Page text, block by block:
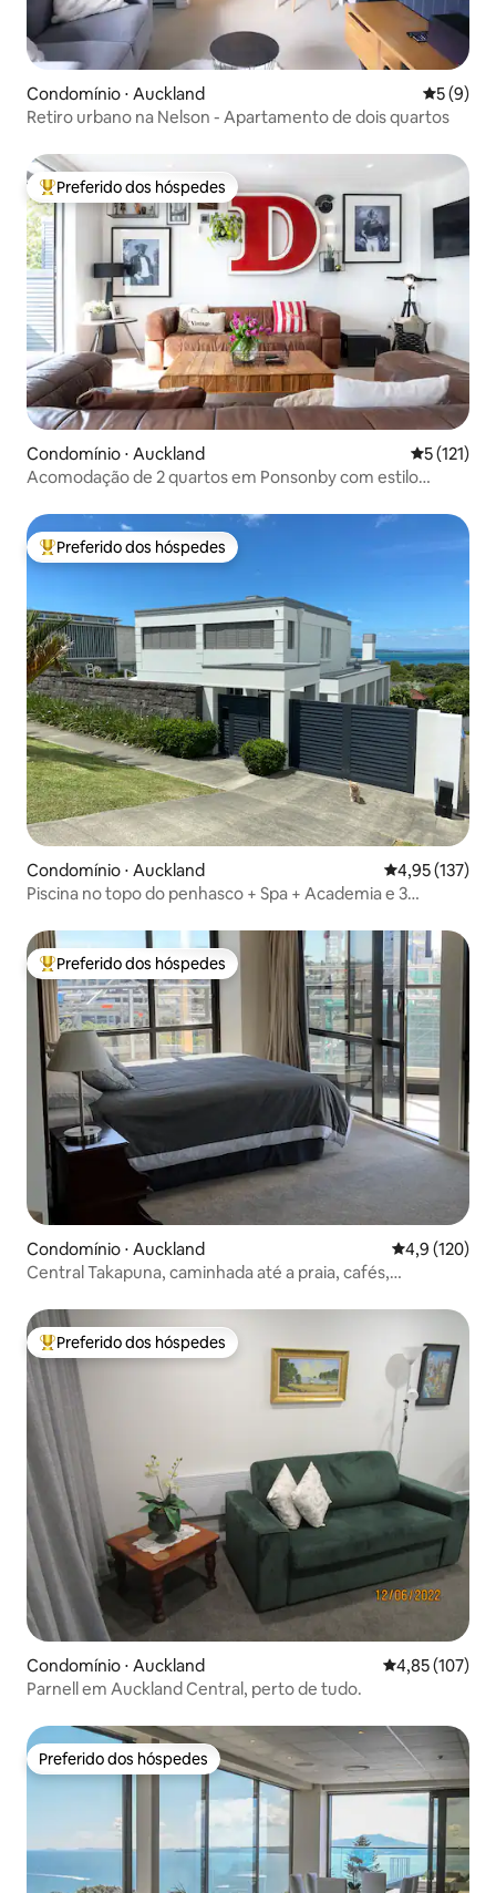
Condomínio ⋅ Auckland 5 de
5 (9)
Retiro urbano na Nelson - Apartamento de dois quartos
Entre os melhores preferidos dos hóspedes
Preferido dos hóspedes
Condomínio ⋅ Auckland 5 de uma
5 (121)
Acomodação de 2 quartos em Ponsonby com estilo
Entre os melhores preferidos dos hóspedes
Preferido dos hóspedes
Condomínio ⋅ Auckland 4,95 de uma
4,95 (137)
Piscina no topo do penhasco + Spa + Academia e 3
Entre os melhores preferidos dos hóspedes
Preferido dos hóspedes
Condomínio ⋅ Auckland 4,9 de uma
4,9 (120)
Central Takapuna, caminhada até a praia, cafés,
Entre os melhores preferidos dos hóspedes
Preferido dos hóspedes
Condomínio ⋅ Auckland 4,85 de uma
4,85 (107)
Parnell em Auckland Central, perto de tudo.
Preferido dos hóspedes
Preferido dos hóspedes